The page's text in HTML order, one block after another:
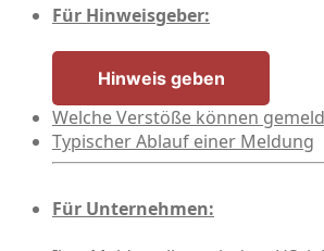
Für Hinweisgeber:
Hinweis geben
Welche Verstöße können
Typischer Ablauf einer Meldung
Für Unternehmen: